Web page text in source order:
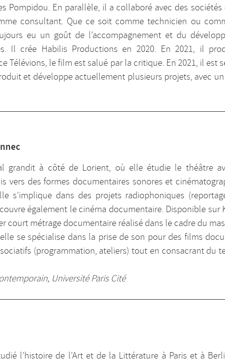
Pompidou. En parallèle, il a collaboré avec des
consultant. Que ce soit comme technicien ou
eu un goût de l’accompagnement et du
Il crée Habilis Productions en 2020. En 2021, il
Télévions, le film est salué par la critique. En 2021, il est
et développe actuellement plusieurs projets, avec
grandit à côté de Lorient, où elle étudie le théâtre
vers des formes documentaires sonores et
s’implique dans des projets radiophoniques
également le cinéma documentaire. Disponible sur
court métrage documentaire réalisé dans le cadre du
se spécialise dans la prise de son pour des films
(programmation, ateliers) tout en consacrant du
Université Paris Cité
l’histoire de l’Art et de la Littérature à Paris et à